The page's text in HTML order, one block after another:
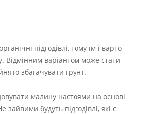
підгодівлі, тому їм і варто
Відмінним варіантом може стати
збагачувати грунт.
малину настоями на основі
зайвими будуть підгодівлі, які є